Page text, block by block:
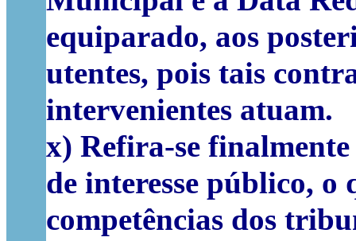
equiparado, aos
utentes, pois tais
intervenientes atuam.
x) Refira-se finalmente
de interesse público, o
competências dos